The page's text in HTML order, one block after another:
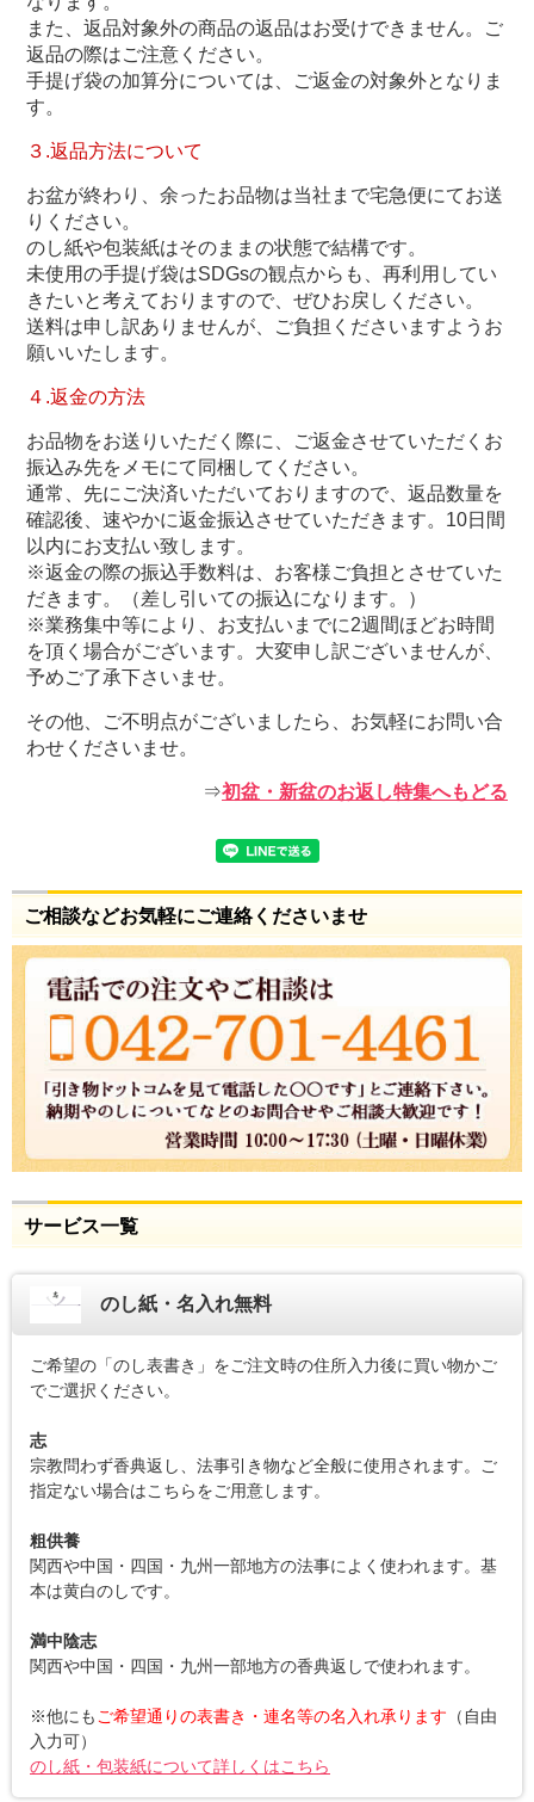
また、返品対象外の商品の返品はお受けできません。ご
返品の際はご注意ください。
手提げ袋の加算分については、ご返金の対象外となりま
す。
３.返品方法について
お盆が終わり、余ったお品物は当社まで宅急便にてお送
りください。
のし紙や包装紙はそのままの状態で結構です。
未使用の手提げ袋はSDGsの観点からも、再利用してい
きたいと考えておりますので、ぜひお戻しください。
送料は申し訳ありませんが、ご負担くださいますようお
願いいたします。
４.返金の方法
お品物をお送りいただく際に、ご返金させていただくお
振込み先をメモにて同梱してください。
通常、先にご決済いただいておりますので、返品数量を
確認後、速やかに返金振込させていただきます。10日間
以内にお支払い致します。
※返金の際の振込手数料は、お客様ご負担とさせていた
だきます。（差し引いての振込になります。）
※業務集中等により、お支払いまでに2週間ほどお時間
を頂く場合がございます。大変申し訳ございませんが、
予めご了承下さいませ。
その他、ご不明点がございましたら、お気軽にお問い合
わせくださいませ。
⇒初盆・新盆のお返し特集へもどる
ご相談などお気軽にご連絡くださいませ
サービス一覧
のし紙・名入れ無料
ご希望の「のし表書き」をご注文時の住所入力後に買い物かご
でご選択ください。
志
宗教問わず香典返し、法事引き物など全般に使用されます。ご
指定ない場合はこちらをご用意します。
粗供養
関西や中国・四国・九州一部地方の法事によく使われます。基
本は黄白のしです。
満中陰志
関西や中国・四国・九州一部地方の香典返しで使われます。
※他にもご希望通りの表書き・連名等の名入れ承ります （自由
入力可）
のし紙・包装紙について詳しくはこちら